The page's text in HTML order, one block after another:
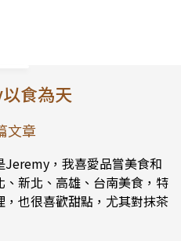
食為天
文章
Jeremy，我喜愛品嘗美食和
新北、高雄、台南美食，特
也很喜歡甜點，尤其對抹茶